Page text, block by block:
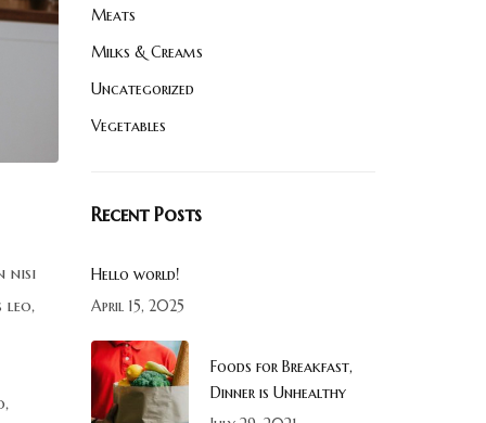
nisi
leo,
Meats
Milks & Creams
Uncategorized
Vegetables
Recent Posts
Hello world!
April 15, 2025
Foods for Breakfast,
Dinner is Unhealthy